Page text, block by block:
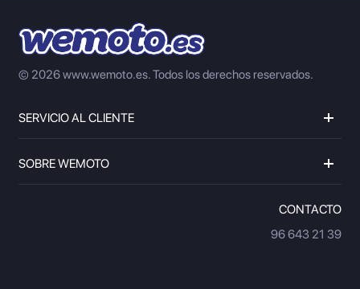
© 2026 www.wemoto.es.Todos los derechos reservados.
SERVICIO AL CLIENTE
SOBRE WEMOTO
CONTACTO
96 643 21 39